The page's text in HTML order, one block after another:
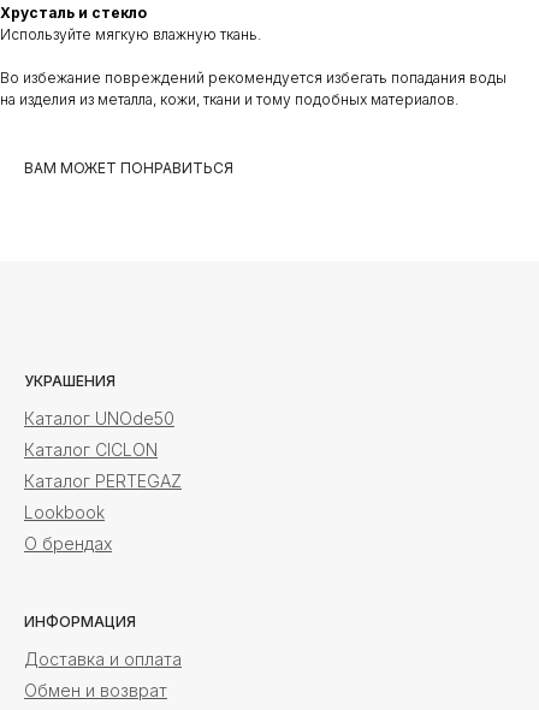
Хрусталь и стекло
Используйте мягкую влажную ткань.
Во избежание повреждений рекомендуется избегать попадания воды
на изделия из металла, кожи, ткани и тому подобных материалов.
ВАМ МОЖЕТ ПОНРАВИТЬСЯ
УКРАШЕНИЯ
Каталог UNOde50
Каталог CICLON
Каталог PERTEGAZ
Lookbook
О брендах
ИНФОРМАЦИЯ
Доставка и оплата
Обмен и возврат